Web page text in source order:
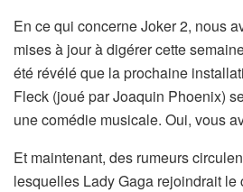
En ce qui concerne Joker 2, nous
mises à jour à digérer cette
été révélé que la prochaine
Fleck (joué par Joaquin Phoenix)
une comédie musicale. Oui, vous
Et maintenant, des rumeurs
lesquelles Lady Gaga rejoindrait le